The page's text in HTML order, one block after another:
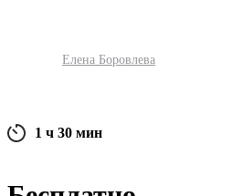
Елена Боровлева
1 ч 30 мин